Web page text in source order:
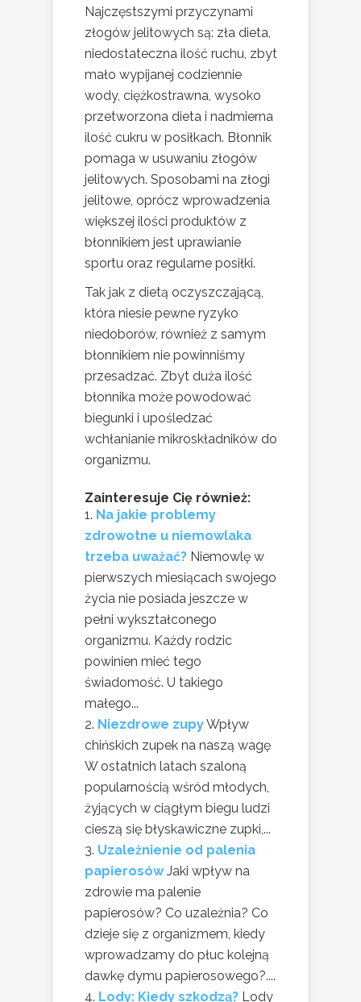
Najczęstszymi przyczynami
złogów jelitowych są: zła dieta,
niedostateczna ilość ruchu, zbyt
mało wypijanej codziennie
wody, ciężkostrawna, wysoko
przetworzona dieta i nadmierna
ilość cukru w posiłkach. Błonnik
pomaga w usuwaniu złogów
jelitowych. Sposobami na złogi
jelitowe, oprócz wprowadzenia
większej ilości produktów z
błonnikiem jest uprawianie
sportu oraz regularne posiłki.
Tak jak z dietą oczyszczającą,
która niesie pewne ryzyko
niedoborów, również z samym
błonnikiem nie powinniśmy
przesadzać. Zbyt duża ilość
błonnika może powodować
biegunki i upośledzać
wchłanianie mikroskładników do
organizmu.
Zainteresuje Cię również:
Na jakie problemy
zdrowotne u niemowlaka
trzeba uważać? Niemowlę w
pierwszych miesiącach swojego
życia nie posiada jeszcze w
pełni wykształconego
organizmu. Każdy rodzic
powinien mieć tego
świadomość. U takiego
małego...
Niezdrowe zupyWpływ
chińskich zupek na naszą wagę
W ostatnich latach szaloną
popularnością wśród młodych,
żyjących w ciągłym biegu ludzi
cieszą się błyskawiczne zupki,...
Uzależnienie od palenia
papierosów Jaki wpływ na
zdrowie ma palenie
papierosów? Co uzależnia? Co
dzieje się z organizmem, kiedy
wprowadzamy do płuc kolejną
dawkę dymu papierosowego?....
Lody: Kiedy szkodzą? Lody